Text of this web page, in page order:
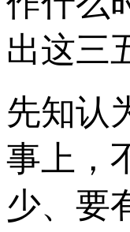
出这三
先知认
事上，
少、要